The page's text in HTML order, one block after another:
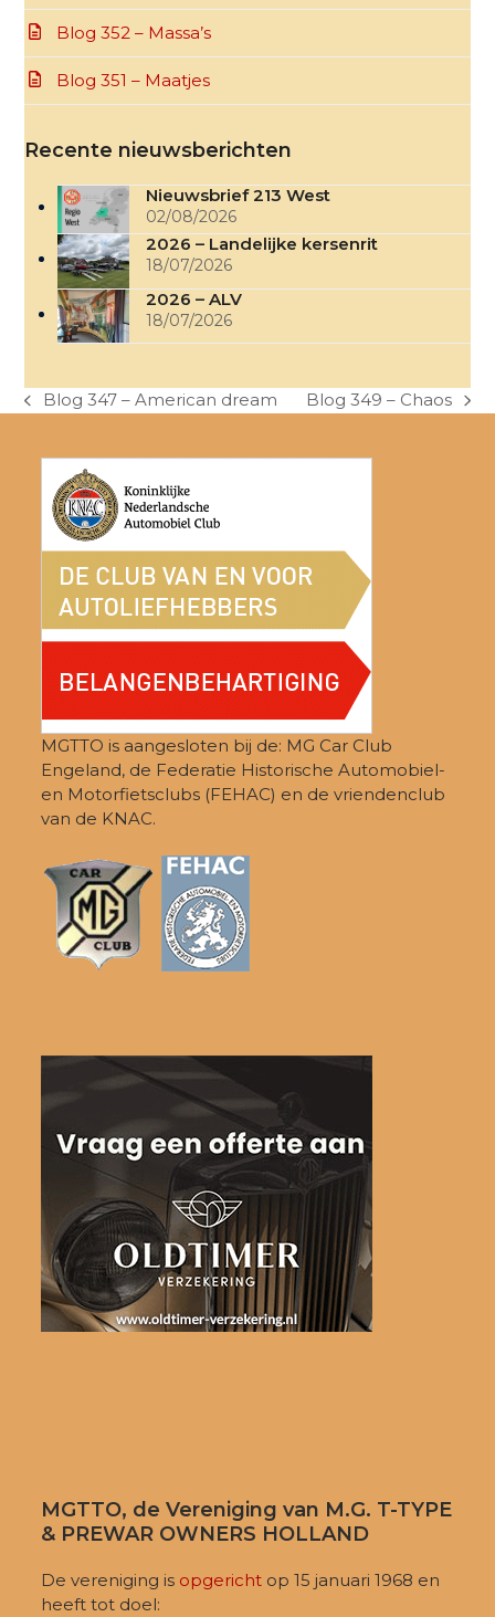
Blog 352 – Massa’s
Blog 351 – Maatjes
Recente nieuwsberichten
Nieuwsbrief 213 West
02/08/2026
2026 – Landelijke kersenrit
18/07/2026
2026 – ALV
18/07/2026
previous
Blog 347 – American dream
next
Blog 349 – Chaos
MGTTO is aangesloten bij de: MG Car Club
Engeland, de Federatie Historische Automobiel-
en Motorfietsclubs (FEHAC) en de vriendenclub
van de KNAC.
MGTTO, de Vereniging van M.G. T-TYPE
& PREWAR OWNERS HOLLAND
De vereniging is opgericht op 15 januari 1968 en
heeft tot doel: